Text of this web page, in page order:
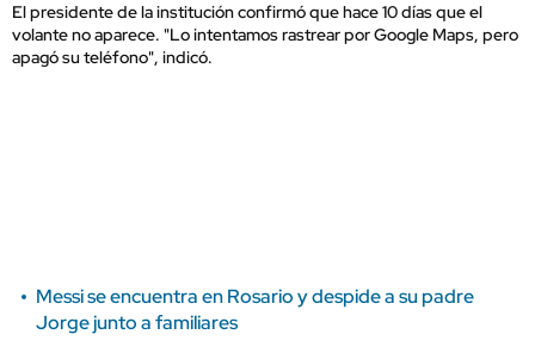
El presidente de la institución confirmó que hace 10 días que el
volante no aparece. "Lo intentamos rastrear por Google Maps, pero
apagó su teléfono", indicó.
Messi se encuentra en Rosario y despide a su padre
Jorge junto a familiares